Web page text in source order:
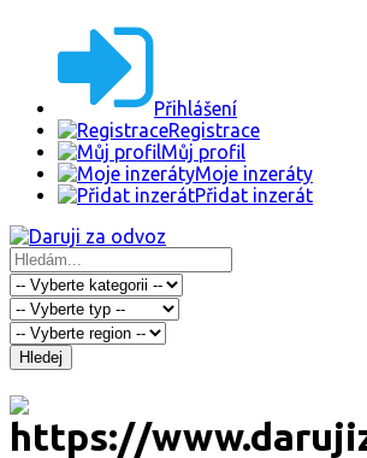
Přihlášení
Registrace
Můj profil
Moje inzeráty
Přidat inzerát
Hledej